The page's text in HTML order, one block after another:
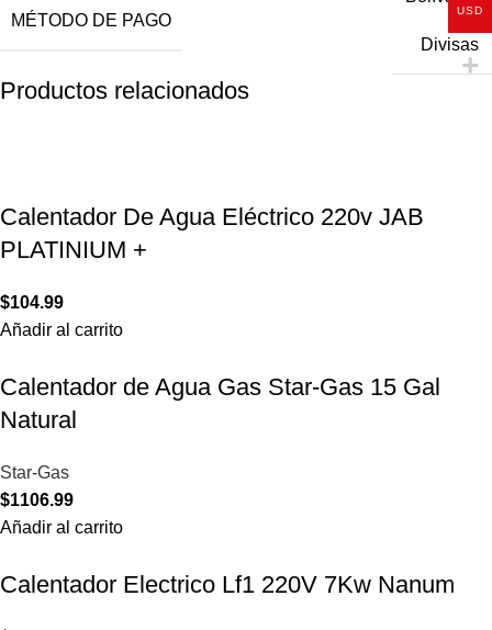
MÉTODO DE PAGO
,
Divisas
Productos relacionados
Calentador De Agua Eléctrico 220v JAB
PLATINIUM +
$104.99
Añadir al carrito
Calentador de Agua Gas Star-Gas 15 Gal
Natural
Star-Gas
$1106.99
Añadir al carrito
Calentador Electrico Lf1 220V 7Kw Nanum
USD